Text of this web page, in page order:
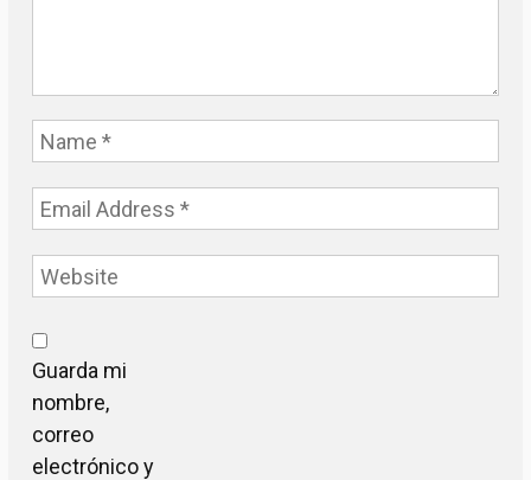
Guarda mi
nombre,
correo
electrónico y